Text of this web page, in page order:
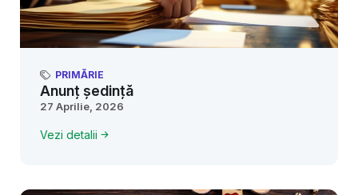
PRIMĂRIE
Anunț ședință
27 Aprilie, 2026
Vezi detalii